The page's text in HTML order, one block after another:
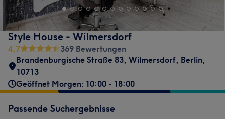
Style House - Wilmersdorf
4,7
369 Bewertungen
Brandenburgische Straße 83, Wilmersdorf, Berlin,
10713
Geöffnet Morgen: 10:00 - 18:00
Passende Suchergebnisse